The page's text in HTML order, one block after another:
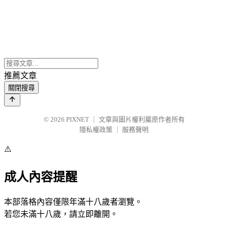
推薦文章
關閉搜尋
© 2026 PIXNET
文章與圖片權利屬原作者所有
隱私權政策
服務聲明
⚠️
成人內容提醒
本部落格內容僅限年滿十八歲者瀏覽。
若您未滿十八歲，請立即離開。